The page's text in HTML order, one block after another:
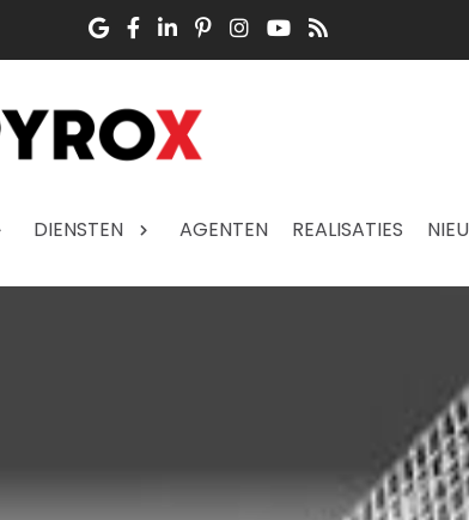
DIENSTEN AGENTEN REALISATIES